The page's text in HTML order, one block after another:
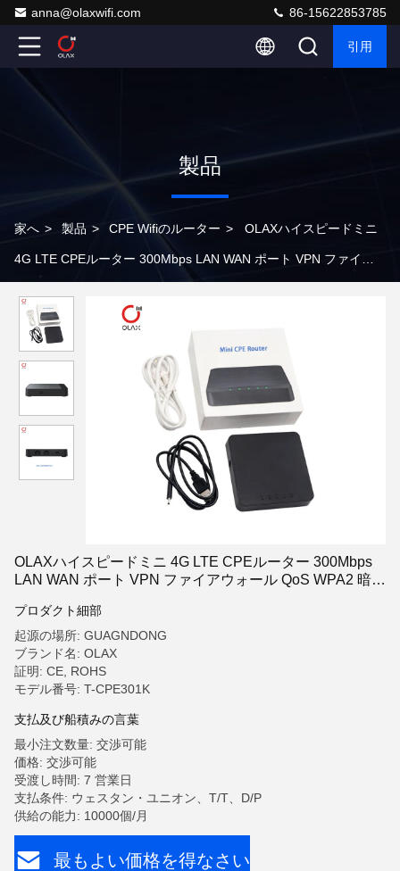
anna@olaxwifi.com 86-15622853785
引用
製品
家へ > 製品 > CPE Wifiのルーター > OLAXハイスピードミニ
4G LTE CPEルーター 300Mbps LAN WAN ポート VPN ファイア
OLAXハイスピードミニ 4G LTE CPEルーター 300Mbps
LAN WAN ポート VPN ファイアウォール QoS WPA2 暗号
プロダクト細部
起源の場所: GUAGNDONG
ブランド名: OLAX
証明: CE, ROHS
モデル番号: T-CPE301K
支払及び船積みの言葉
最小注文数量: 交渉可能
価格: 交渉可能
受渡し時間: 7 営業日
支払条件: ウェスタン・ユニオン、T/T、D/P
供給の能力: 10000個/月
最もよい価格を得なさい